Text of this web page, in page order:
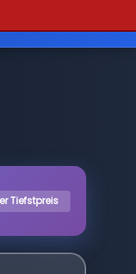
Tiefstpreis